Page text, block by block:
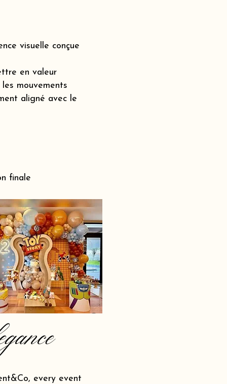
visuelle conçue
en valeur
mouvements
aligné avec le
finale
every event